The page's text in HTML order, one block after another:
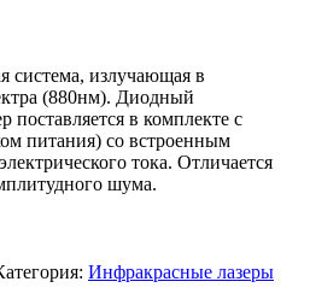
система, излучающая в
(880нм). Диодный
поставляется в комплекте с
питания) со встроенным
тока. Отличается
шума.
Инфракрасные лазеры